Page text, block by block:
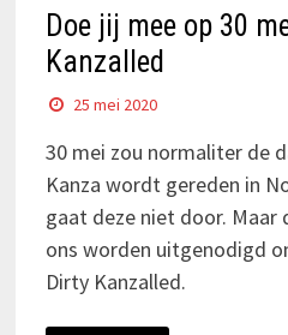
Doe jij mee op 30
Kanzalled
25 mei 2020
30 mei zou normaliter de
Kanza wordt gereden in
gaat deze niet door. Maar
ons worden uitgenodigd
Dirty Kanzalled.